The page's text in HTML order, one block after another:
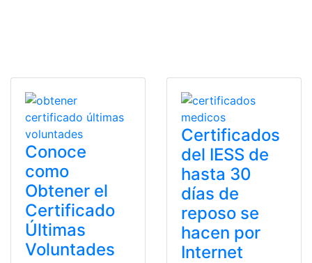
Conoce
como
Obtener el
Certificado
Últimas
Voluntades
Certificados
del IESS de
hasta 30
días de
reposo se
hacen por
Internet